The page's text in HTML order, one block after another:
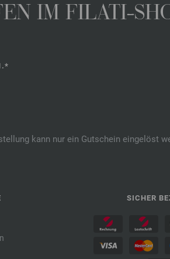
IM FILATI-
kann nur ein Gutschein eingelöst
SICHER